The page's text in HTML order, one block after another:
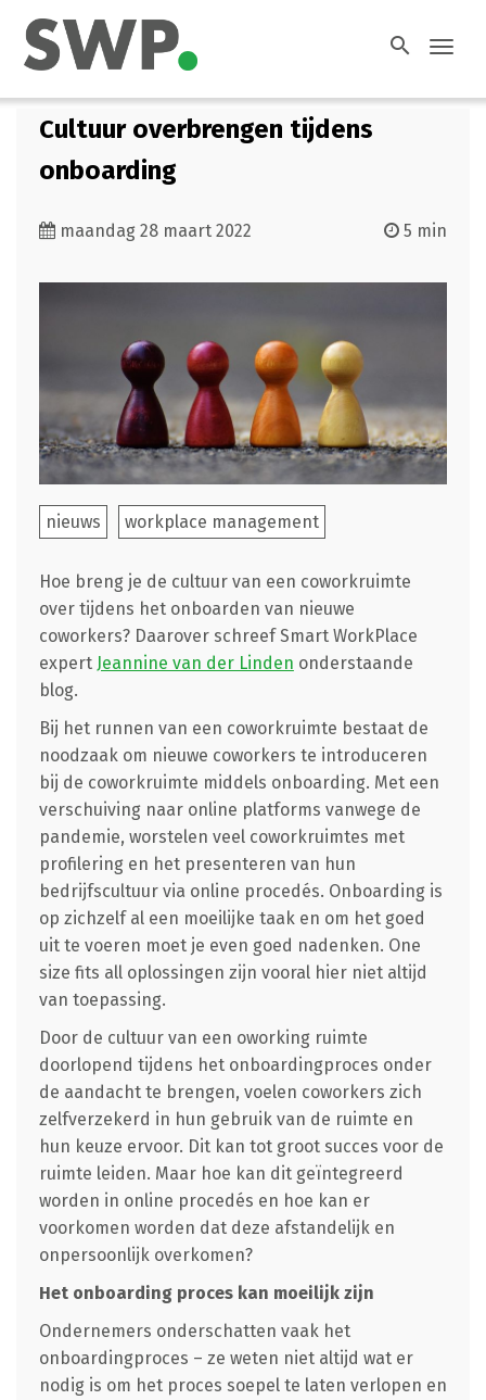
search
Cultuur overbrengen tijdens
onboarding
maandag 28 maart 2022 5 min
nieuws workplace management
Hoe breng je de cultuur van een coworkruimte
over tijdens het onboarden van nieuwe
coworkers? Daarover schreef Smart WorkPlace
expert Jeannine van der Linden onderstaande
blog.
Bij het runnen van een coworkruimte bestaat de
noodzaak om nieuwe coworkers te introduceren
bij de coworkruimte middels onboarding. Met een
verschuiving naar online platforms vanwege de
pandemie, worstelen veel coworkruimtes met
profilering en het presenteren van hun
bedrijfscultuur via online procedés. Onboarding is
op zichzelf al een moeilijke taak en om het goed
uit te voeren moet je even goed nadenken. One
size fits all oplossingen zijn vooral hier niet altijd
van toepassing.
Door de cultuur van een oworking ruimte
doorlopend tijdens het onboardingproces onder
de aandacht te brengen, voelen coworkers zich
zelfverzekerd in hun gebruik van de ruimte en
hun keuze ervoor. Dit kan tot groot succes voor de
ruimte leiden. Maar hoe kan dit geïntegreerd
worden in online procedés en hoe kan er
voorkomen worden dat deze afstandelijk en
onpersoonlijk overkomen?
Het onboarding proces kan moeilijk zijn
Ondernemers onderschatten vaak het
onboardingproces – ze weten niet altijd wat er
nodig is om het proces soepel te laten verlopen en